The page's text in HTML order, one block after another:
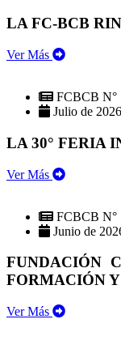
LA FC-BCB
Ver Más
FCBCB N°
Julio de 2026
LA 30° FERIA
Ver Más
FCBCB N°
Junio de
FUNDACIÓN
FORMACIÓN
Ver Más